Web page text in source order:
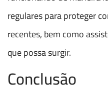
regulares para proteger
recentes, bem como
que possa surgir.
Conclusão